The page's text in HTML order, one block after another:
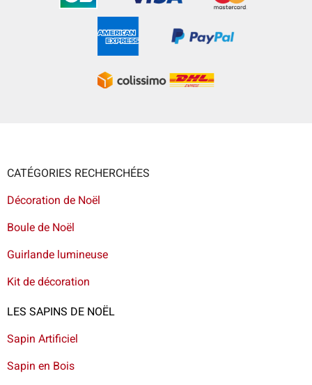
CATÉGORIES RECHERCHÉES
Décoration de Noël
Boule de Noël
Guirlande lumineuse
Kit de décoration
LES SAPINS DE NOËL
Sapin Artificiel
Sapin en Bois